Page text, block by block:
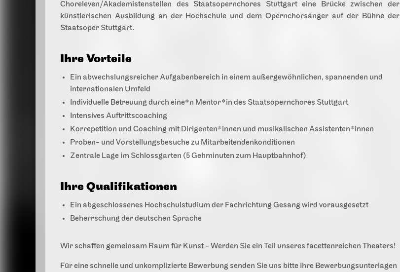
Choreleven/Akademistenstellen des Staatsopernchores Stuttgart eine Brücke zwischen der
künstlerischen Ausbildung an der Hochschule und dem Opernchorsänger auf der Bühne der
Staatsoper Stuttgart.
Ihre Vorteile
Ein abwechslungsreicher Aufgabenbereich in einem außergewöhnlichen, spannenden und
internationalen Umfeld
Individuelle Betreuung durch eine*n Mentor*in des Staatsopernchores Stuttgart
Intensives Auftrittscoaching
Korrepetition und Coaching mit Dirigenten*innen und musikalischen Assistenten*innen
Proben- und Vorstellungsbesuche zu Mitarbeitendenkonditionen
Zentrale Lage im Schlossgarten (5 Gehminuten zum Hauptbahnhof)
Ihre Qualifikationen
Ein abgeschlossenes Hochschulstudium der Fachrichtung Gesang wird vorausgesetzt
Beherrschung der deutschen Sprache
Wir schaffen gemeinsam Raum für Kunst - Werden Sie ein Teil unseres facettenreichen Theaters!
Für eine schnelle und unkomplizierte Bewerbung senden Sie uns bitte Ihre Bewerbungsunterlagen